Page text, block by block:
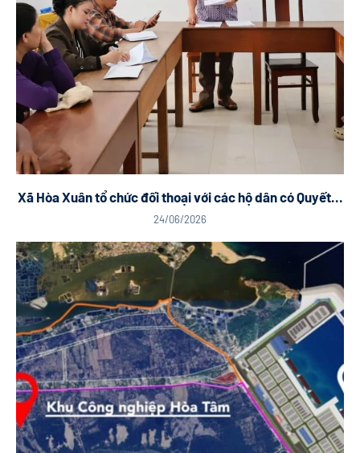
Xã Hòa Xuân tổ chức đối thoại với các hộ dân có Quyết...
24/06/2026